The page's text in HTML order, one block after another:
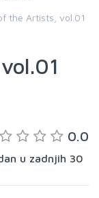
the Artists, vol.01
0.0
u zadnjih 30